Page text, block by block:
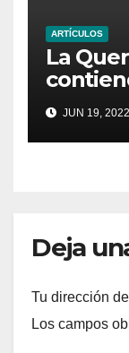
ARTÍCULOS
La
la ópera
JUN 19, 2022
Deja
Tu dirección
Los campos